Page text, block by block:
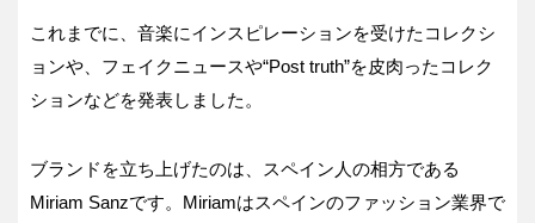
これまでに、音楽にインスピレーションを受けたコレクシ
ョンや、フェイクニュースや“Post truth”を皮肉ったコレク
ションなどを発表しました。
ブランドを立ち上げたのは、スペイン人の相方である
Miriam Sanzです。Miriamはスペインのファッション業界で